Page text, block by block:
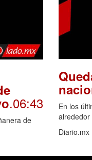
.06:43
de
En los
Diario.mx